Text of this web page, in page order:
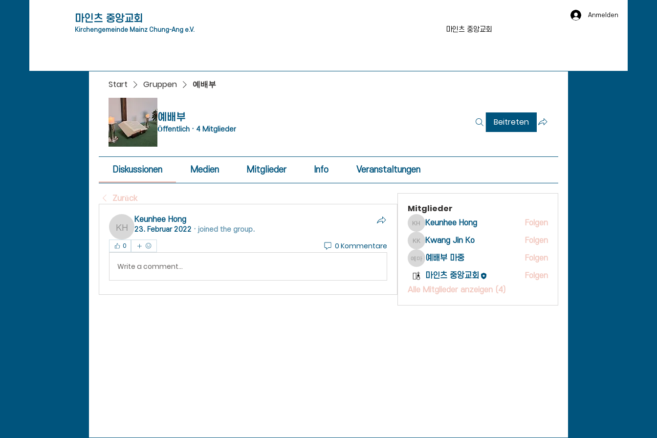
​마인츠 중앙교회
Kirchengemeinde Mainz Chung-Ang e.V.
Anmelden
마인츠 중앙교회
Start Gruppen 예배부
예배부
Öffentlich · 4 Mitglieder
Beitreten
Diskussionen Medien Mitglieder Info Veranstaltungen
Zurück
Keunhee Hong
Keunhee Hong
23. Februar 2022 · joined the group.
0
0 Kommentare
Write a comment...
Mitglieder
Keunhee Hong
Keunhee Hong Folgen
Kwang Jin Ko
Kwang Jin Ko Folgen
예배부 마중
예배부 마중
Folgen
마인츠 중앙교회
Folgen
Alle Mitglieder anzeigen (4)